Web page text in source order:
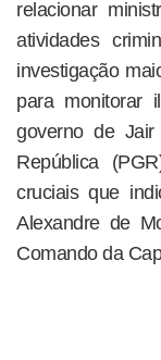
relacionar
atividades
investigação
para monitorar
governo de Jair
República
cruciais que
Alexandre de
Comando da